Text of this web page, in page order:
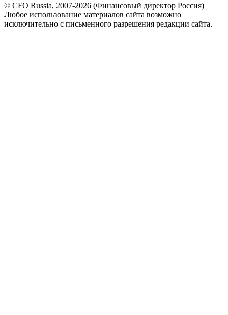
© CFO Russia, 2007-2026 (Финансовый директор Россия)
Любое использование материалов сайта возможно
исключительно с письменного разрешения редакции сайта.